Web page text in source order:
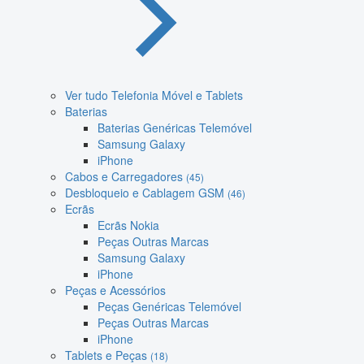
Ver tudo Telefonia Móvel e Tablets
Baterias
Baterias Genéricas Telemóvel
Samsung Galaxy
iPhone
Cabos e Carregadores (45)
Desbloqueio e Cablagem GSM (46)
Ecrãs
Ecrãs Nokia
Peças Outras Marcas
Samsung Galaxy
iPhone
Peças e Acessórios
Peças Genéricas Telemóvel
Peças Outras Marcas
iPhone
Tablets e Peças (18)